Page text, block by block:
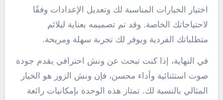
اختيار الخيارات المناسبة لك وتعديل الإعدادات وفقًا
لاحتياجاتك الخاصة. وقد تم تصميمه بعناية ليلائم
متطلباتك الفردية ويوفر لك تجربة سهلة ومريحة.
في النهاية، إذا كنت تبحث عن ونش احترافي يقدم جودة
صوت استثنائية وأداء محسن، فإن ونش الزور هو الخيار
المثالي بالنسبة لك. تمتاز هذه الوحدة بإمكانيات رائعة